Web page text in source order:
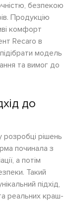
безпекою
Продукцію
комфорт
Recaro в
модель
та вимог до
до
розробці рішень
починала з
а потім
Такий
підхід,
реальних краш-